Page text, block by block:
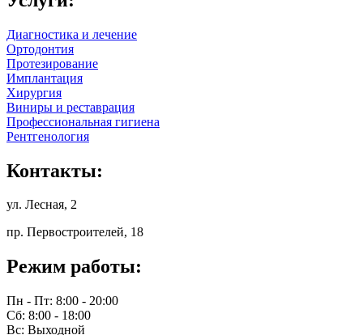
Диагностика и лечение
Ортодонтия
Протезирование
Имплантация
Хирургия
Виниры и реставрация
Профессиональная гигиена
Рентгенология
Контакты:
ул. Лесная, 2
пр. Первостроителей, 18
Режим работы:
Пн - Пт: 8:00 - 20:00
Сб: 8:00 - 18:00
Вс: Выходной